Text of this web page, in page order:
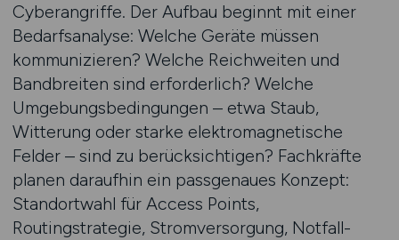
Cyberangriffe. Der Aufbau beginnt mit einer
Bedarfsanalyse: Welche Geräte müssen
kommunizieren? Welche Reichweiten und
Bandbreiten sind erforderlich? Welche
Umgebungsbedingungen – etwa Staub,
Witterung oder starke elektromagnetische
Felder – sind zu berücksichtigen? Fachkräfte
planen daraufhin ein passgenaues Konzept:
Standortwahl für Access Points,
Routingstrategie, Stromversorgung, Notfall-